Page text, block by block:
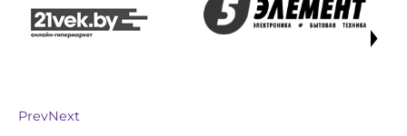
PrevNext